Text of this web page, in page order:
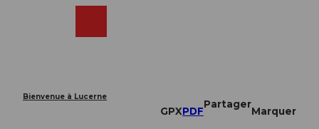
Bienvenue à Lucerne
GPXPDF
Partager
Marquer